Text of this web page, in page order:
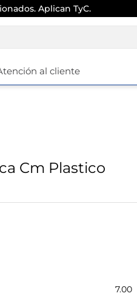
Aplican TyC.
al cliente
Cm Plastico
7.00